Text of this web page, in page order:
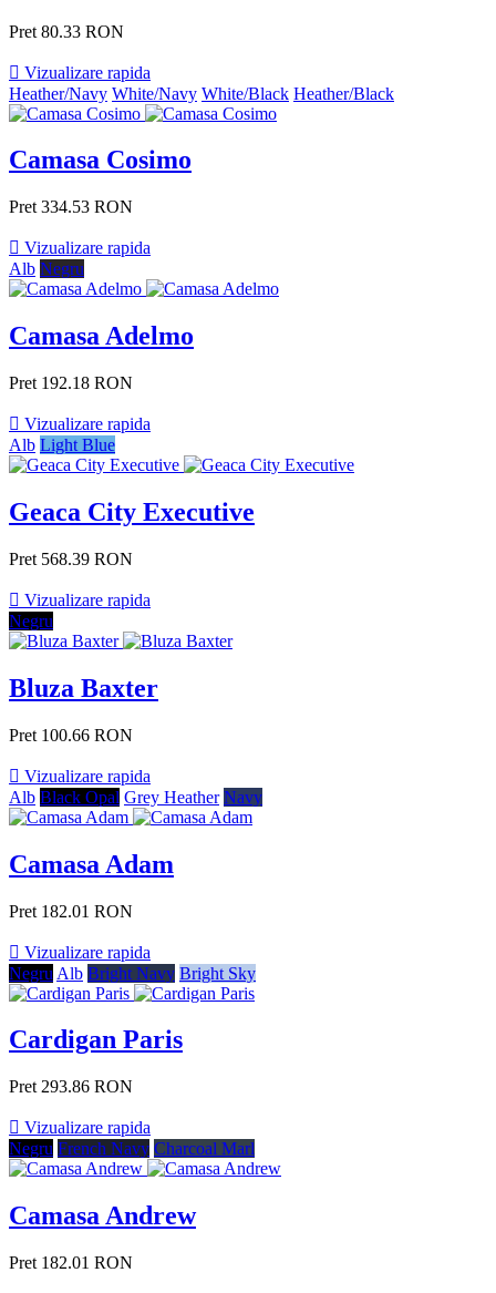
Pret 80.33 RON
 Vizualizare rapida
Heather/Navy White/Navy White/Black Heather/Black
Camasa Cosimo
Pret 334.53 RON
 Vizualizare rapida
Alb Negru
Camasa Adelmo
Pret 192.18 RON
 Vizualizare rapida
Alb Light Blue
Geaca City Executive
Pret 568.39 RON
 Vizualizare rapida
Negru
Bluza Baxter
Pret 100.66 RON
 Vizualizare rapida
Alb Black Opal Grey Heather Navy
Camasa Adam
Pret 182.01 RON
 Vizualizare rapida
Negru Alb Bright Navy Bright Sky
Cardigan Paris
Pret 293.86 RON
 Vizualizare rapida
Negru French Navy Charcoal Marl
Camasa Andrew
Pret 182.01 RON